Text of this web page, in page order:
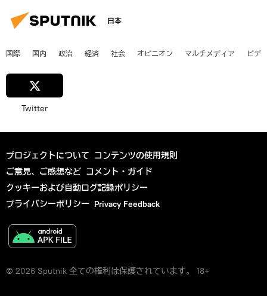
日本
国際 国内 政治 経済 社会 オピニオン マルチメディア ビデ
Twitter
プロジェクトについて コンテンツの使用規則
ご意見、ご感想など コメント・ガイド
クッキーおよび自動ログ記録ポリシー
プライバシーポリシー Privacy Feedback
© 2026 Sputnik 全ての権利は保護されています。 18+